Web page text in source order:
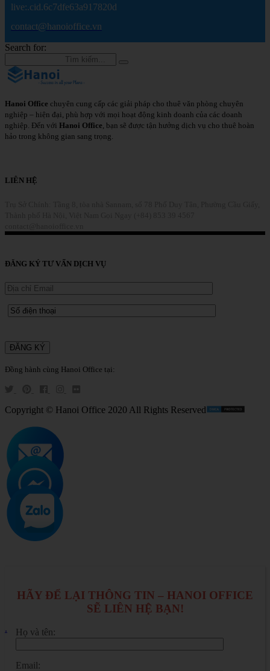
live:.cid.6c7dfe63a917820d
contact@hanoioffice.vn
Search for:
Hanoi Office chuyên cung cấp các giải pháp cho thuê văn phòng chuyên
nghiệp – hiện đại, phù hợp với mọi hoạt động kinh doanh của các doanh
nghiệp. Đến với Hanoi Office, bạn sẽ được tận hưởng dịch vụ cho thuê hoàn
hảo trong không gian sang trọng.
LIÊN HỆ
ĐĂNG KÝ TƯ VẤN DỊCH VỤ
Đồng hành cùng Hanoi Office tại:
Copyright © Hanoi Office 2020 All Rights Reserved
.
HÃY ĐỂ LẠI THÔNG TIN – HANOI OFFICE
SẼ LIÊN HỆ BẠN!
Họ và tên:
Email: